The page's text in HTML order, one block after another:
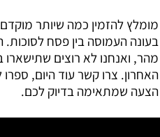
מומלץ להזמין כמה שיותר
בעונה העמוסה בין פסח לסוכות.
מהר, ואנחנו לא רוצים
האחרון. צרו קשר עוד היום,
הצעה שמתאימה בדיוק לכם.